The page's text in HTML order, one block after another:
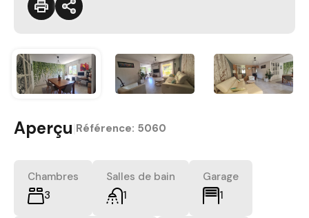
Aperçu Référence: 5060
Chambres
3
Salles de bain
1
Garage
1